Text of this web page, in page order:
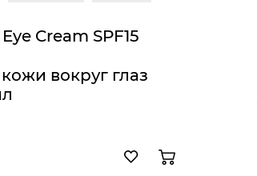
Cream SPF15
вокруг глаз